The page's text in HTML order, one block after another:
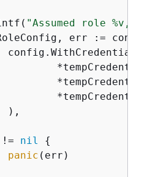
"Assumed role %v,
nil
{
panic (err)